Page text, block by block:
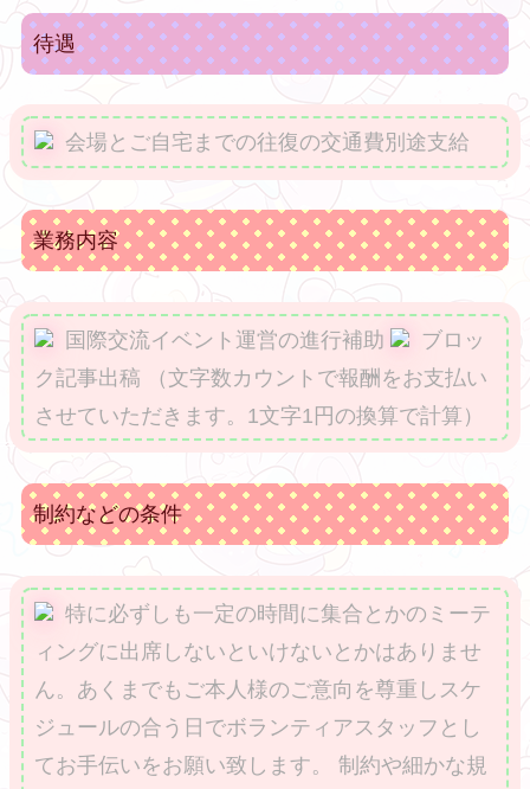
待遇
会場とご自宅までの往復の交通費別途支給
業務内容
国際交流イベント運営の進行補助
ブロッ
ク記事出稿 （文字数カウントで報酬をお支払い
させていただきます。1文字1円の換算で計算）
制約などの条件
特に必ずしも一定の時間に集合とかのミーテ
ィングに出席しないといけないとかはありませ
ん。あくまでもご本人様のご意向を尊重しスケ
ジュールの合う日でボランティアスタッフとし
てお手伝いをお願い致します。 制約や細かな規